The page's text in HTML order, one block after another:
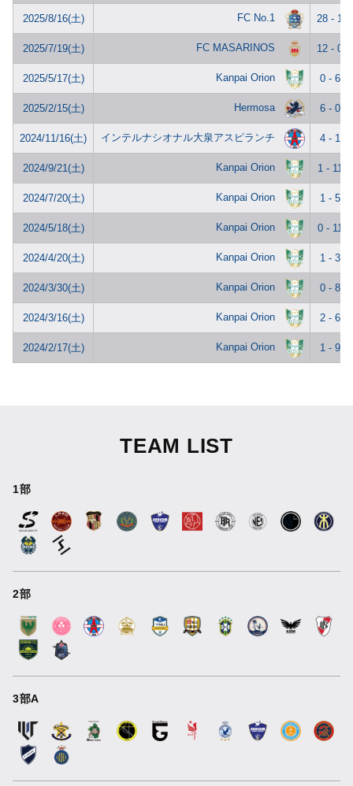
2025/8/16(土) FC No.1 28 - 1
2025/7/19(土) FC MASARINOS 12 - 0
2025/5/17(土) Kanpai Orion 0 - 6
2025/2/15(土) Hermosa 6 - 0
2024/11/16(土) インテルナシオナル大泉アスピランチ 4 - 1
2024/9/21(土) Kanpai Orion 1 - 11
2024/7/20(土) Kanpai Orion 1 - 5
2024/5/18(土) Kanpai Orion 0 - 11
2024/4/20(土) Kanpai Orion 1 - 3
2024/3/30(土) Kanpai Orion 0 - 8
2024/3/16(土) Kanpai Orion 2 - 6
2024/2/17(土) Kanpai Orion 1 - 9
TEAM LIST
1部
2部
3部A